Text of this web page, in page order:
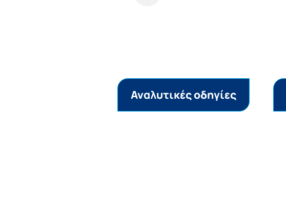
Αναλυτικές οδηγίες